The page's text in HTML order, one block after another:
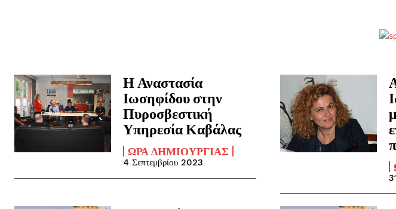
Η Αναστασία
Ιωσηφίδου στην
Πυροσβεστική
Υπηρεσία Καβάλας
ΏΡΑ ΔΗΜΙΟΥΡΓΊΑΣ
4 Σεπτεμβρίου 2023